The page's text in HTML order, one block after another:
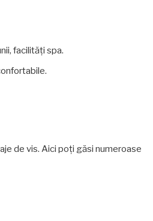
facilități spa.
de vis. Aici poți găsi numeroase